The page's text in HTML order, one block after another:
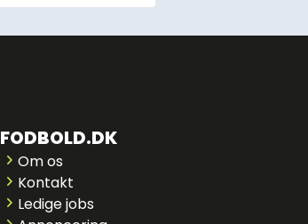
FODBOLD.DK
Om os
Kontakt
Ledige jobs